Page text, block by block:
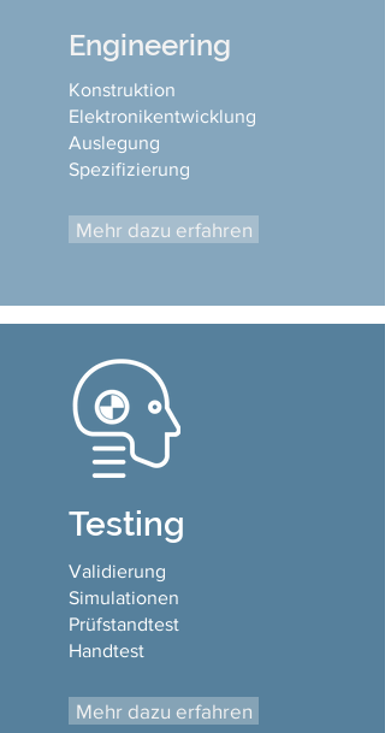
Engineering
Konstruktion
Elektronikentwicklung
Auslegung
Spezifizierung
Mehr dazu erfahren
Testing
Validierung
Simulationen
Prüfstandtest
Handtest
Mehr dazu erfahren